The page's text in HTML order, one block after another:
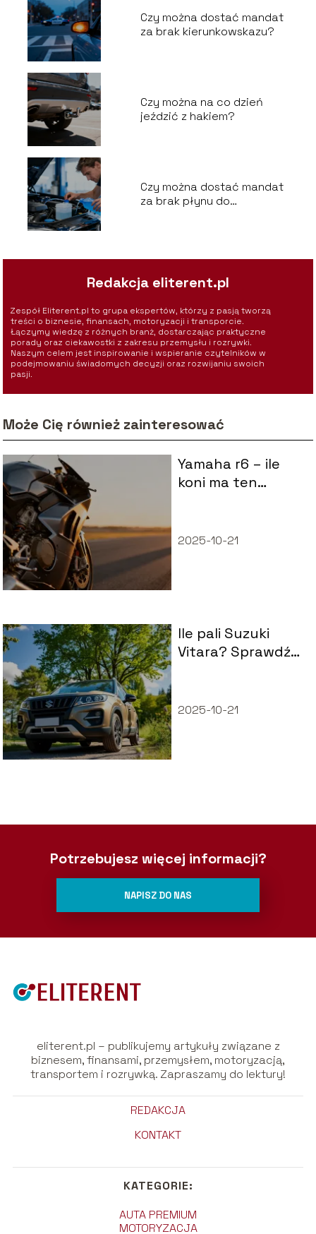
Czy można dostać mandat
za brak kierunkowskazu?
Czy można na co dzień
jeździć z hakiem?
Czy można dostać mandat
za brak płynu do
Redakcja eliterent.pl
Zespół Eliterent.pl to grupa ekspertów, którzy z pasją tworzą
treści o biznesie, finansach, motoryzacji i transporcie.
Łączymy wiedzę z różnych branż, dostarczając praktyczne
porady oraz ciekawostki z zakresu przemysłu i rozrywki.
Naszym celem jest inspirowanie i wspieranie czytelników w
podejmowaniu świadomych decyzji oraz rozwijaniu swoich
pasji.
Może Cię również zainteresować
Yamaha r6 – ile
koni ma ten
2025-10-21
Ile pali Suzuki
Vitara? Sprawdź
2025-10-21
Potrzebujesz więcej informacji?
NAPISZ DO NAS
eliterent.pl – publikujemy artykuły związane z
biznesem, finansami, przemysłem, motoryzacją,
transportem i rozrywką. Zapraszamy do lektury!
REDAKCJA
KONTAKT
KATEGORIE:
AUTA PREMIUM
MOTORYZACJA